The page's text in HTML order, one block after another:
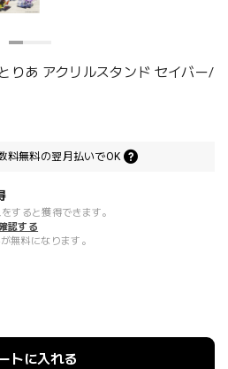
りあ アクリルスタンド セイバー/
料無料の翌月払いでOK
すると獲得できます。
認する
無料になります。
トに入れる